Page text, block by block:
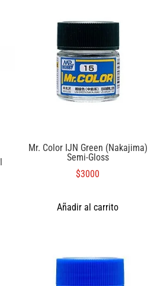
Mr. Color IJN Green (Nakajima)
Semi-Gloss
$3000
Añadir al carrito